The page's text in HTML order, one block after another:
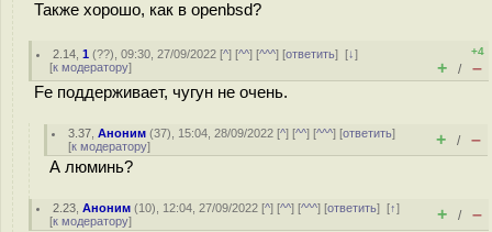
Также хорошо, как в openbsd?
2.14 ,1 (??), 09:30, 27/09/2022 [^] [^^] [^^^] [ответить][↓]
[к модератору]
+4
+ / –
Fe поддерживает, чугун не очень.
3.37 ,Аноним (37), 15:04, 28/09/2022 [^] [^^] [^^^] [ответить]
[к модератору] + / –
А люминь?
2.23 ,Аноним (10), 12:04, 27/09/2022 [^] [^^] [^^^] [ответить][↑]
[к модератору] + / –